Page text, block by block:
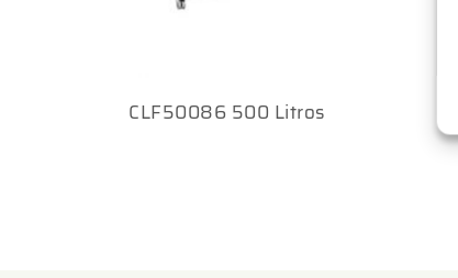
CLF50086 500 Litros